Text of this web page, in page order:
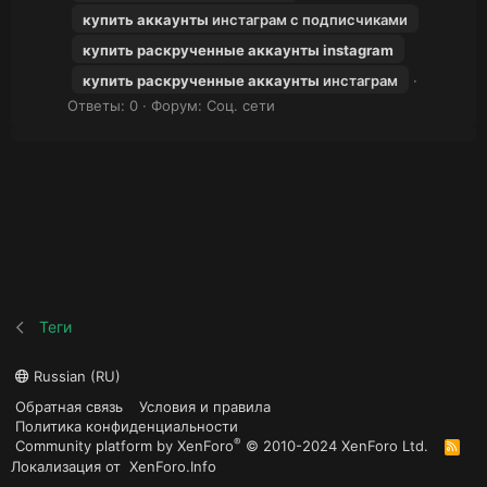
купить аккаунты инстаграм с подписчиками
купить раскрученныеаккаунты instagram
купить раскрученныеаккаунты инстаграм
Ответы: 0
Форум: Соц. сети
Теги
Russian (RU)
Обратная связь
Условия и правила
Политика конфиденциальности
Community platform by XenForo® © 2010-2024 XenForo Ltd.
R
S
Локализация от XenForo.Info